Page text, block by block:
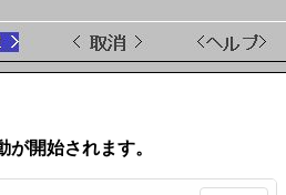
開始されます。